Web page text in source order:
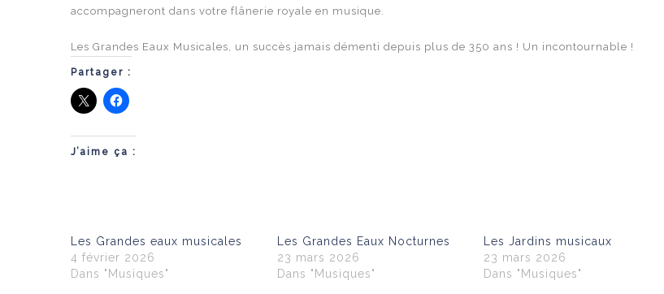
accompagneront dans votre flânerie royale en musique.
Les Grandes Eaux Musicales, un succès jamais démenti depuis plus de 350 ans ! Un incontournable !
Partager :
J’aime ça :
Les Grandes eaux musicales
4 février 2026
Dans "Musiques"
Les Grandes Eaux Nocturnes
23 mars 2026
Dans "Musiques"
Les Jardins musicaux
23 mars 2026
Dans "Musiques"